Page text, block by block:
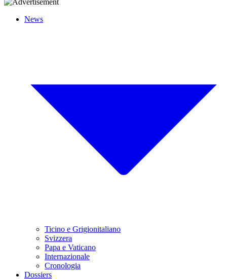
News
Ticino e Grigionitaliano
Svizzera
Papa e Vaticano
Internazionale
Cronologia
Dossiers